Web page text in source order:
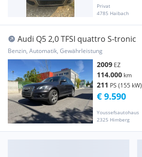
Privat
4785 Haibach
Audi Q5 2,0 TFSI quattro S-tronic
Benzin, Automatik, Gewährleistung
2009 EZ
114.000 km
211 PS (155 kW)
Youssefsautohaus
2325 Himberg
€ 9.590